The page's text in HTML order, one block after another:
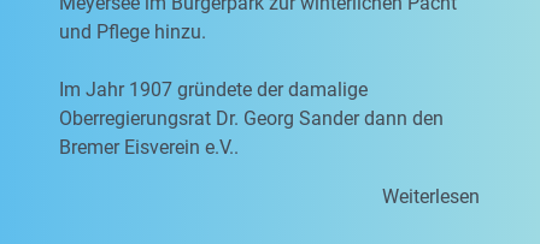
und Pflege hinzu.
Im Jahr 1907 gründete der damalige
Oberregierungsrat Dr. Georg Sander dann den
Bremer Eisverein e.V..
Weiterlesen